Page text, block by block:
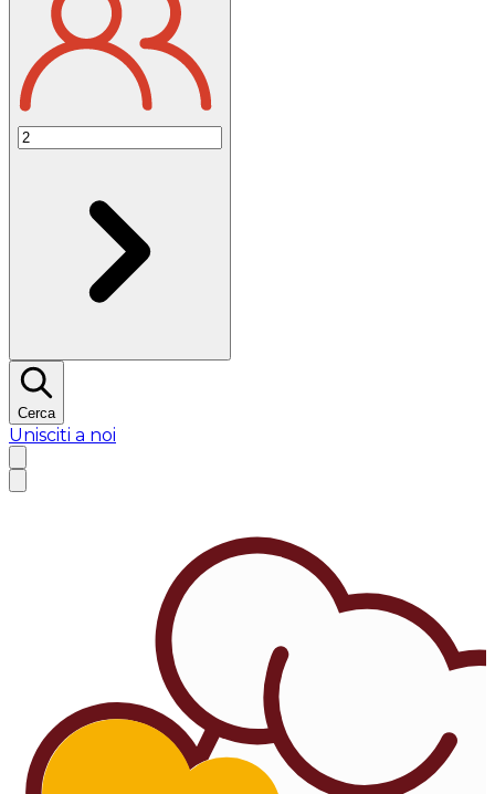
Cerca
Unisciti a noi